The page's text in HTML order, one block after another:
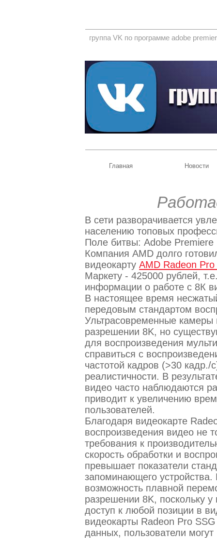
группа VK по программе adobe
Главная Новости
В сети разворачивается
населению топовых
Поле битвы: Adobe Premiere
Компания AMD долго
видеокартуAMD Radeon
Маркету - 425000 рублей,
информации о работе с 8К
В настоящее время
передовым стандартом
Ультрасовременные
разрешении 8K, но
для воспроизведения
справиться с
частотой кадров (>30
реалистичности. В
видео часто наблюдаются
приводит к увеличению
пользователей.
Благодаря видеокарте
воспроизведения видео не
требования к
скорость обработки и
превышает показатели
запоминающего устройства.
возможность плавной
разрешении 8K, поскольку у
доступ к любой позиции в
видеокарты Radeon Pro
данных, пользователи